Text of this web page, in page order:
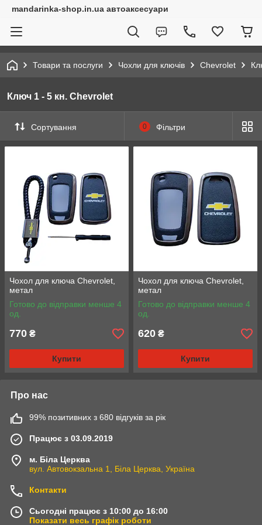
mandarinka-shop.in.ua автоаксесуари
Товари та послуги Чохли для ключів Chevrolet
Ключ 1 - 5 кн. Chevrolet
Сортування 0 Фільтри
Чохол для ключа Chevrolet,
метал
Готово до відправки менше 4
од.
770 ₴
Купити
Чохол для ключа Chevrolet,
метал
Готово до відправки менше 4
од.
620 ₴
Купити
Про нас
99% позитивних з 680 відгуків за рік
Працює з 03.09.2019
м. Біла Церква
вул. Автовокзальна 1, Біла Церква, Україна
Контакти
Сьогодні працює з 10:00 до 16:00
Показати весь графік роботи